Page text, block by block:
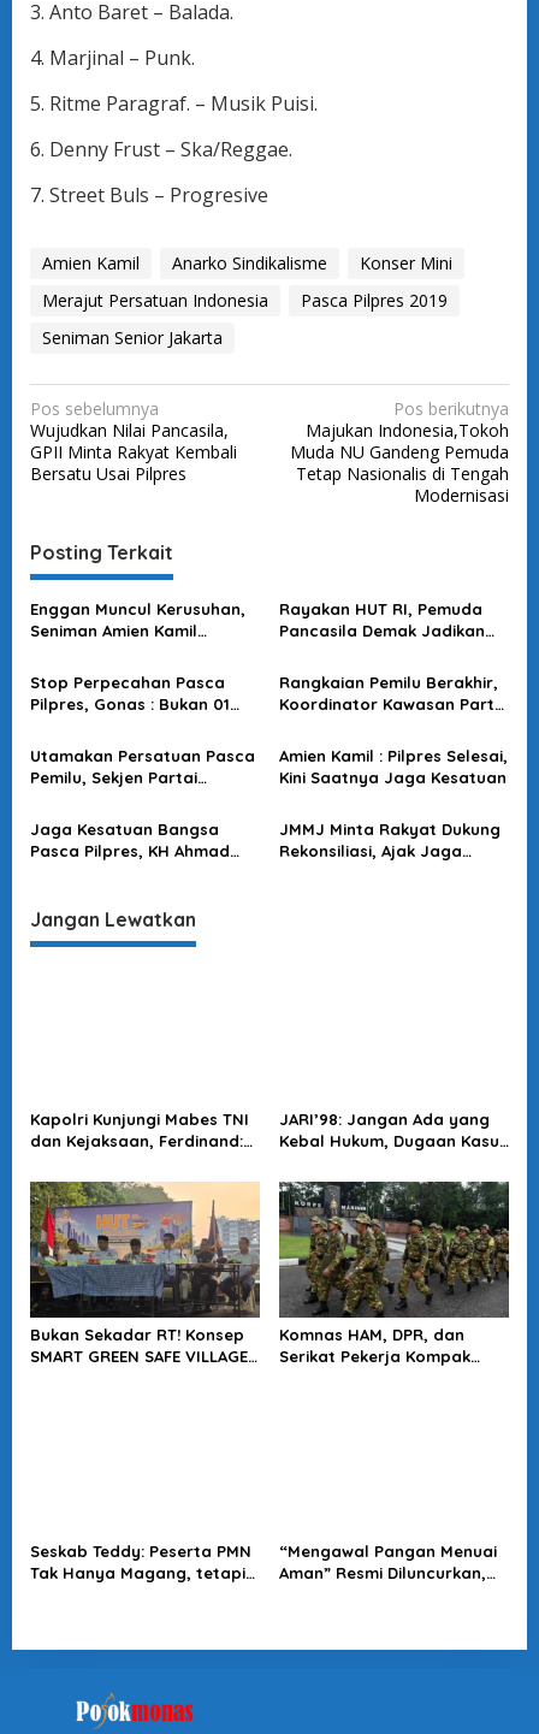
3. Anto Baret – Balada.
4. Marjinal – Punk.
5. Ritme Paragraf. – Musik Puisi.
6. Denny Frust – Ska/Reggae.
7. Street Buls – Progresive
Amien Kamil Anarko Sindikalisme
Konser Mini
Merajut Persatuan Indonesia
Pasca Pilpres 2019
Seniman Senior Jakarta
N
a
v
g
a
s
i
p
o
s
Pos sebelumnya
Wujudkan Nilai Pancasila,
GPII Minta Rakyat Kembali
Bersatu Usai Pilpres
Pos berikutnya
Majukan Indonesia,Tokoh
Muda NU Gandeng Pemuda
Tetap Nasionalis di Tengah
Modernisasi
Posting Terkait
Enggan Muncul Kerusuhan,
Seniman Amien Kamil
Jelang Pelantikan Presiden
Rayakan HUT RI, Pemuda
Pancasila Demak Jadikan
Persatuan
Stop Perpecahan Pasca
Pilpres, Gonas : Bukan 01
Persatuan Indonesia
Rangkaian Pemilu Berakhir,
Koordinator Kawasan Partai
Saatnya Masyarakat
Bersatu
Utamakan Persatuan Pasca
Pemilu, Sekjen Partai
Saatnya Lupakan
Perbedaan
Amien Kamil : Pilpres Selesai,
Kini Saatnya Jaga Kesatuan
Jaga Kesatuan Bangsa
Pasca Pilpres, KH Ahmad
JMMJ Minta Rakyat Dukung
Rekonsiliasi, Ajak Jaga
Jangan Lewatkan
Kapolri Kunjungi Mabes TNI
dan Kejaksaan, Ferdinand:
Soliditas Antar Lembaga
JARI’98: Jangan Ada yang
Kebal Hukum, Dugaan Kasus
Tuntas
Bukan Sekadar RT! Konsep
SMART GREEN SAFE VILLAGE
Komnas HAM, DPR, dan
Serikat Pekerja Kompak
Seskab Teddy: Peserta PMN
Tak Hanya Magang, tetapi
“Mengawal Pangan Menuai
Aman” Resmi Diluncurkan,